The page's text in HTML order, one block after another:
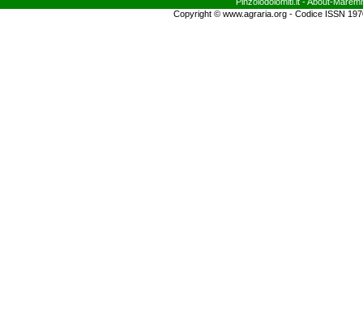
Copyright © www.agraria.org - Codice ISSN